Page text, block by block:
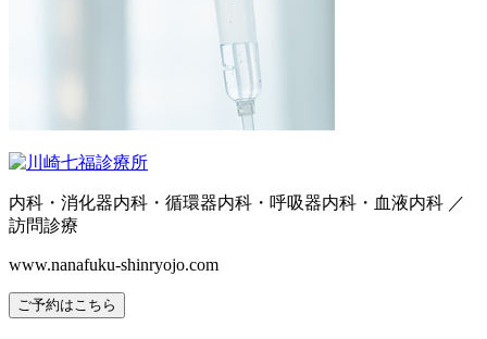
内科・消化器内科・循環器内科・呼吸器内科・血液内科 ／
訪問診療
www.nanafuku-shinryojo.com
ご予約はこちら